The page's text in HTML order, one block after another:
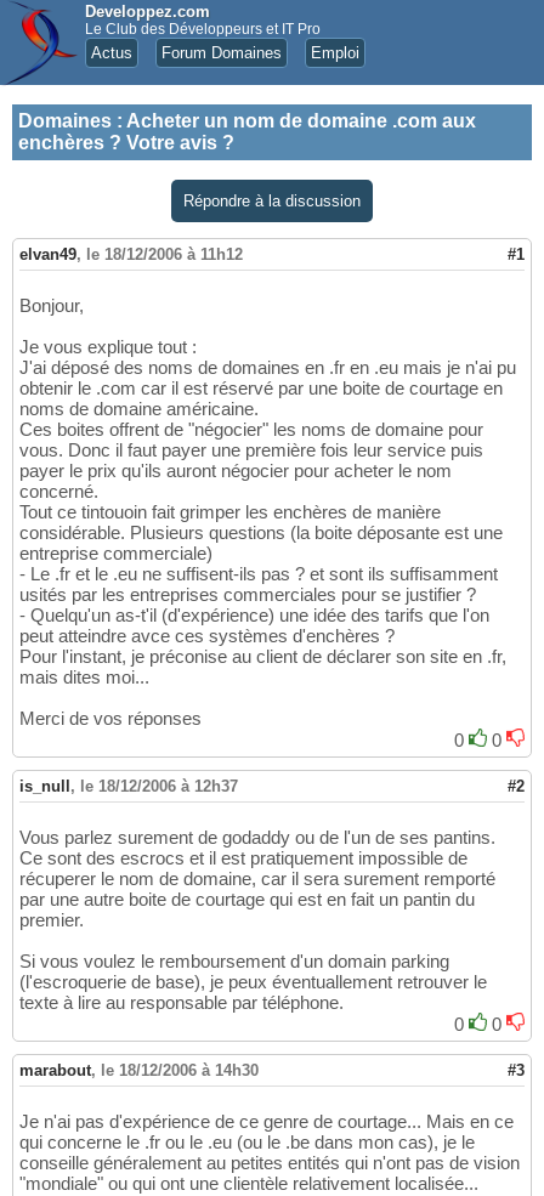
Developpez.com
Le Club des Développeurs et IT Pro
Actus Forum Domaines Emploi
Domaines : Acheter un nom de domaine .com aux
enchères ? Votre avis ?
Répondre à la discussion
elvan49, le 18/12/2006 à 11h12 #1
Bonjour,
Je vous explique tout :
J'ai déposé des noms de domaines en .fr en .eu mais je n'ai pu
obtenir le .com car il est réservé par une boite de courtage en
noms de domaine américaine.
Ces boites offrent de "négocier" les noms de domaine pour
vous. Donc il faut payer une première fois leur service puis
payer le prix qu'ils auront négocier pour acheter le nom
concerné.
Tout ce tintouoin fait grimper les enchères de manière
considérable. Plusieurs questions (la boite déposante est une
entreprise commerciale)
- Le .fr et le .eu ne suffisent-ils pas ? et sont ils suffisamment
usités par les entreprises commerciales pour se justifier ?
- Quelqu'un as-t'il (d'expérience) une idée des tarifs que l'on
peut atteindre avce ces systèmes d'enchères ?
Pour l'instant, je préconise au client de déclarer son site en .fr,
mais dites moi...
Merci de vos réponses
0
0
is_null , le 18/12/2006 à 12h37 #2
Vous parlez surement de godaddy ou de l'un de ses pantins.
Ce sont des escrocs et il est pratiquement impossible de
récuperer le nom de domaine, car il sera surement remporté
par une autre boite de courtage qui est en fait un pantin du
premier.
Si vous voulez le remboursement d'un domain parking
(l'escroquerie de base), je peux éventuallement retrouver le
texte à lire au responsable par téléphone.
0
0
marabout, le 18/12/2006 à 14h30 #3
Je n'ai pas d'expérience de ce genre de courtage... Mais en ce
qui concerne le .fr ou le .eu (ou le .be dans mon cas), je le
conseille généralement au petites entités qui n'ont pas de vision
"mondiale" ou qui ont une clientèle relativement localisée...